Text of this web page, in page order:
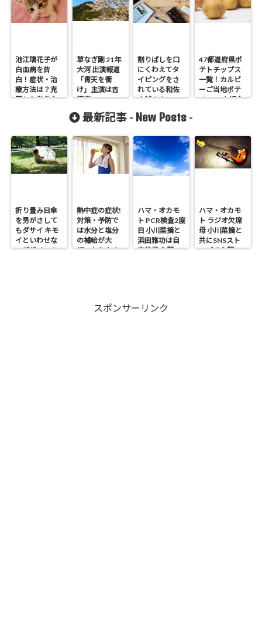
池江璃花子が
白血病を告
白！症状・治
療方法は？克
服した有名人
草なぎ剛 21年
大河 出演報道
「青天を衝
け」主演は吉
沢亮
割りばしを口
にくわえてタ
イピングをさ
れている和佐
大輔さんっ
47都道府県ポ
テトチップス
一覧！カルビ
ーご当地ポテ
チ2019を紹介
最新記事 - New Posts -
折り畳み日傘
を男がさして
もダサイ キモ
イといわせな
いデザイン！
熱中症の症状!
対策・予防で
は水分と塩分
の補給が大
切・なりやす
ハマ・オカモ
ト PCR検査2度
目 小川菜摘と
浜田雅功は自
宅待機 心配の
ハマ・オカモ
ト ラジオ欠席
母 小川菜摘と
共にSNSスト
ップで心配の
スポンサーリンク